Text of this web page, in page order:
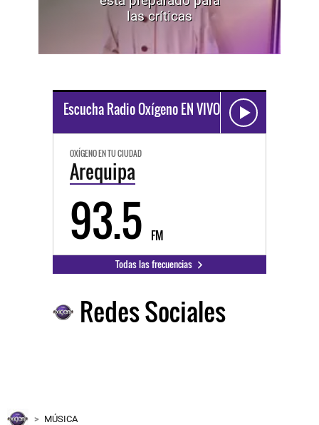
las críticas
Escucha Radio Oxígeno EN VIVO
OXÍGENO EN TU CIUDAD
Arequipa
93.5 FM
Todas las frecuencias
Redes Sociales
MÚSICA